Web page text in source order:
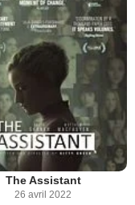
The Assistant
26 avril 2022